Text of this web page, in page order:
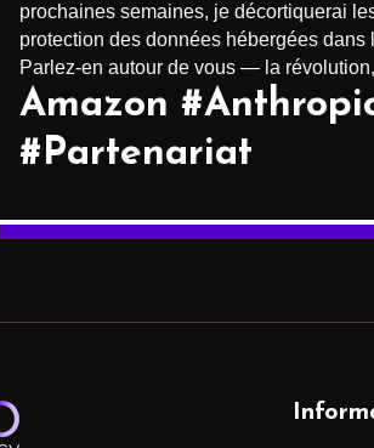
prochaines semaines, je décortiquerai
protection des données hébergées dans
Parlez-en autour de vous — la
Amazon
#Partenariat